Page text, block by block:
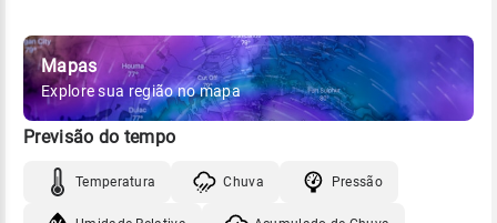
Mapas
Explore sua região no mapa
Previsão do tempo
Temperatura Chuva Pressão